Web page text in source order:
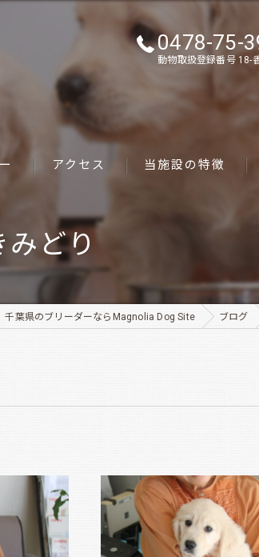
0478-75-
動物取扱登録番号 18-
アクセス 当施設の特徴
犬舎
みどり
千葉県のブリーダーならMagnolia Dog Site ブログ